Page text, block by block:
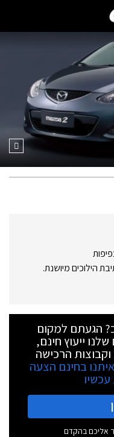
הילוכים מיושנת.
הגעתם למקום
ייעוץ חינם,
הרכישה
בחינם הצעה
אליכם בהקדם